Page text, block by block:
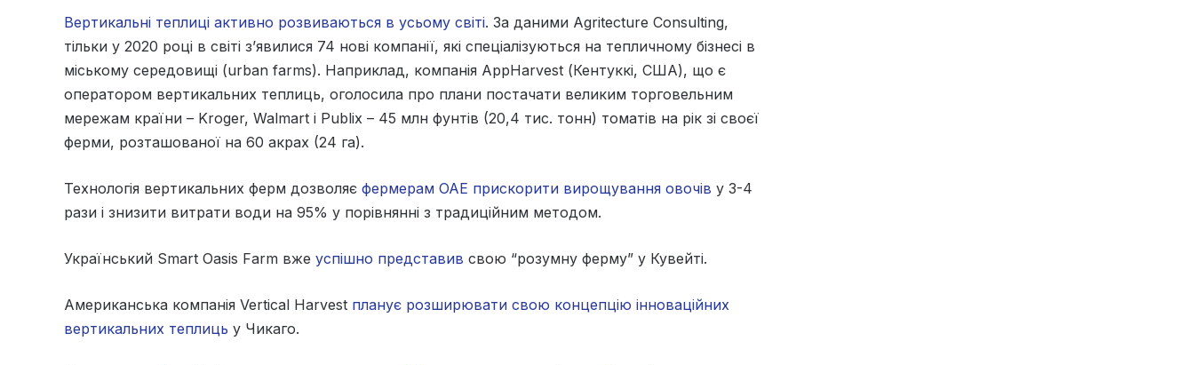
Вертикальні теплиці активно розвиваються в усьому світі. За даними Agritecture Consulting,
тільки у 2020 році в світі з’явилися 74 нові компанії, які спеціалізуються на тепличному бізнесі в
міському середовищі (urban farms). Наприклад, компанія AppHarvest (Кентуккі, США), що є
оператором вертикальних теплиць, оголосила про плани постачати великим торговельним
мережам країни – Kroger, Walmart і Publix – 45 млн фунтів (20,4 тис. тонн) томатів на рік зі своєї
ферми, розташованої на 60 акрах (24 га).
Технологія вертикальних ферм дозволяє фермерам ОАЕ прискорити вирощування овочів у 3-4
рази і знизити витрати води на 95% у порівнянні з традиційним методом.
Український Smart Oasis Farm вже успішно представив свою “розумну ферму” у Кувейті.
Американська компанія Vertical Harvest планує розширювати свою концепцію інноваційних
вертикальних теплиць у Чикаго.